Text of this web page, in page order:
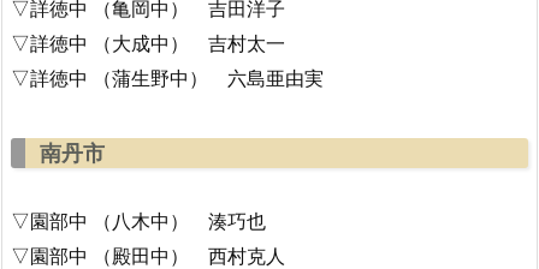
▽詳徳中 （亀岡中） 吉田洋子
▽詳徳中 （大成中） 吉村太一
▽詳徳中 （蒲生野中） 六島亜由実
南丹市
▽園部中 （八木中） 湊巧也
▽園部中 （殿田中） 西村克人